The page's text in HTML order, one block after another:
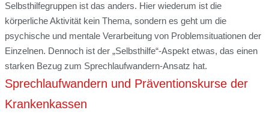
Selbsthilfegruppen ist das anders. Hier wiederum ist die
körperliche Aktivität kein Thema, sondern es geht um die
psychische und mentale Verarbeitung von Problemsituationen der
Einzelnen. Dennoch ist der „Selbsthilfe“-Aspekt etwas, das einen
starken Bezug zum Sprechlaufwandern-Ansatz hat.
Sprechlaufwandern und Präventionskurse der
Krankenkassen